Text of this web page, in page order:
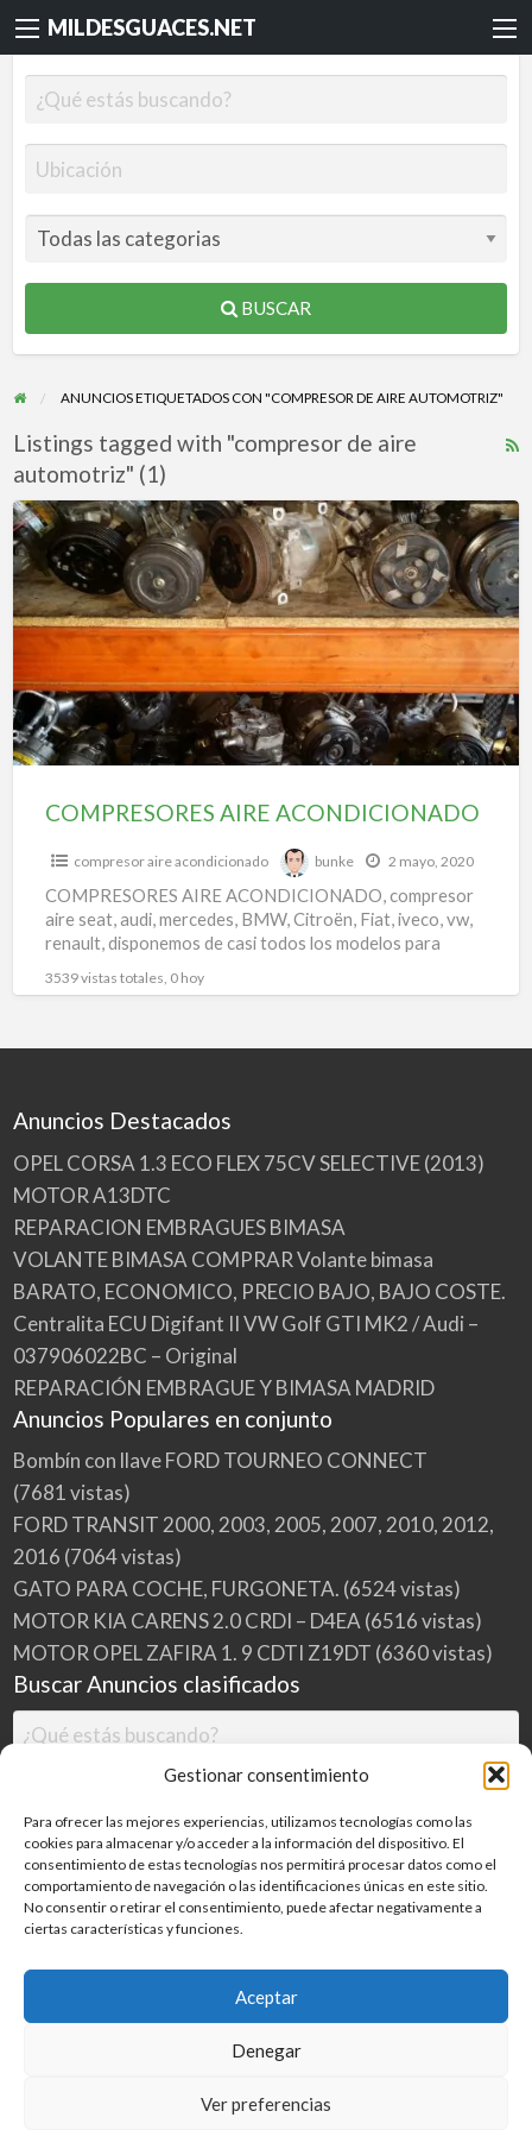
Gestionar consentimiento
Para ofrecer las mejores experiencias, utilizamos tecnologías como las
cookies para almacenar y/o acceder a la información del dispositivo. El
consentimiento de estas tecnologías nos permitirá procesar datos como el
comportamiento de navegación o las identificaciones únicas en este sitio.
No consentir o retirar el consentimiento, puede afectar negativamente a
ciertas características y funciones.
Aceptar
Denegar
Ver preferencias
MILDESGUACES.NET
BUSCAR
ANUNCIOS ETIQUETADOS CON "COMPRESOR DE AIRE AUTOMOTRIZ"
Listings tagged with "compresor de aire
automotriz" (1)
COMPRESORES
AIRE
ACONDICIONADO
COMPRESORES AIRE ACONDICIONADO
compresor aire acondicionado bunke 2 mayo, 2020
COMPRESORES AIRE ACONDICIONADO, compresor
aire seat, audi, mercedes, BMW, Citroën, Fiat, iveco, vw,
renault, disponemos de casi todos los modelos para
3539 vistas totales, 0 hoy
Anuncios Destacados
OPEL CORSA 1.3 ECO FLEX 75CV SELECTIVE (2013)
MOTOR A13DTC
REPARACION EMBRAGUES BIMASA
VOLANTE BIMASA COMPRAR Volante bimasa
BARATO, ECONOMICO, PRECIO BAJO, BAJO COSTE.
Centralita ECU Digifant II VW Golf GTI MK2 / Audi –
037906022BC – Original
REPARACIÓN EMBRAGUE Y BIMASA MADRID
Anuncios Populares en conjunto
Bombín con llave FORD TOURNEO CONNECT
(7681 vistas)
FORD TRANSIT 2000, 2003, 2005, 2007, 2010, 2012,
2016 (7064 vistas)
GATO PARA COCHE, FURGONETA. (6524 vistas)
MOTOR KIA CARENS 2.0 CRDI – D4EA (6516 vistas)
MOTOR OPEL ZAFIRA 1. 9 CDTI Z19DT (6360 vistas)
Buscar Anuncios clasificados